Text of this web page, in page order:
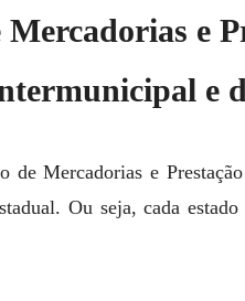
e
e
de Mercadorias e
Ou seja, cada